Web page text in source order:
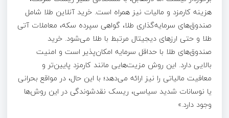
هزینه کارمزد و مالیات نیز همراه است. خرید آنلاین طلا شامل
صندوق‌های سرمایه‌گذاری طلا، گواهی سپرده سکه، معاملات آتی
طلا و حتی ارزهای دیجیتال مرتبط با طلا می‌شود. خرید
صندوق‌های طلا با حداقل سرمایه امکان‌پذیر است و امنیت
بالایی دارد. این روش مزیت‌هایی مانند کارمزد پایین‌تر و
معافیت مالیاتی را نیز ارائه می‌دهد؛ با این حال، در مواقع بحرانی
یا نوسانات شدید سیاسی، ریسک نقدشوندگی در این روش‌ها
وجود دارد.»